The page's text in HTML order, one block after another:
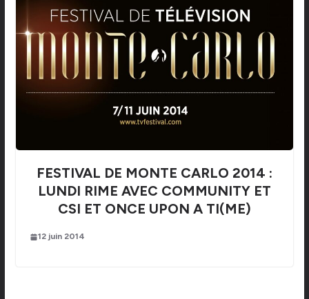
FESTIVAL DE MONTE CARLO 2014 :
LUNDI RIME AVEC COMMUNITY ET
CSI ET ONCE UPON A TI(ME)
12 juin 2014